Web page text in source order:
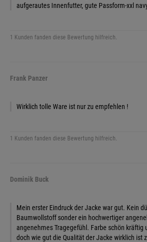
aufgerautes Innenfutter, gute Passform-xxl
1 Kunden fanden diese Bewertung hilfreich.
Frank Panzer
Wirklich tolle Ware ist nur zu empfehlen !
1 Kunden fanden diese Bewertung hilfreich.
Dominik Buck
Mein erster Eindruck der Jacke war gut. Kein
Baumwollstoff sonder ein hochwertiger
angenehmes Tragegefühl. Farbe schön kräftig
doch wie gut die Qualität der Jacke wirklich ist